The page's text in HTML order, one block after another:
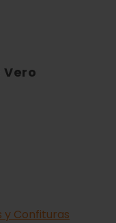
y Confituras